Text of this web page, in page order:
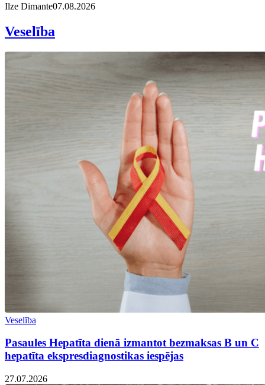
Ilze Dimante07.08.2026
Veselība
Veselība
Pasaules Hepatīta dienā izmantot bezmaksas B un C
hepatīta ekspresdiagnostikas iespējas
27.07.2026